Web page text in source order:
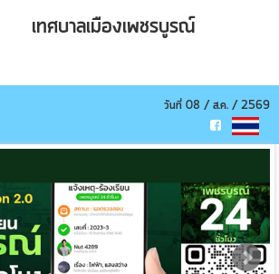
เทศบาลเมืองเพชรบูรณ์
วันที่ 08 / ส.ค. / 2569